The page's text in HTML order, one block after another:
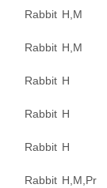
Rabbit H,M
Rabbit H,M
Rabbit H
Rabbit H
Rabbit H
Rabbit H,M,Pr